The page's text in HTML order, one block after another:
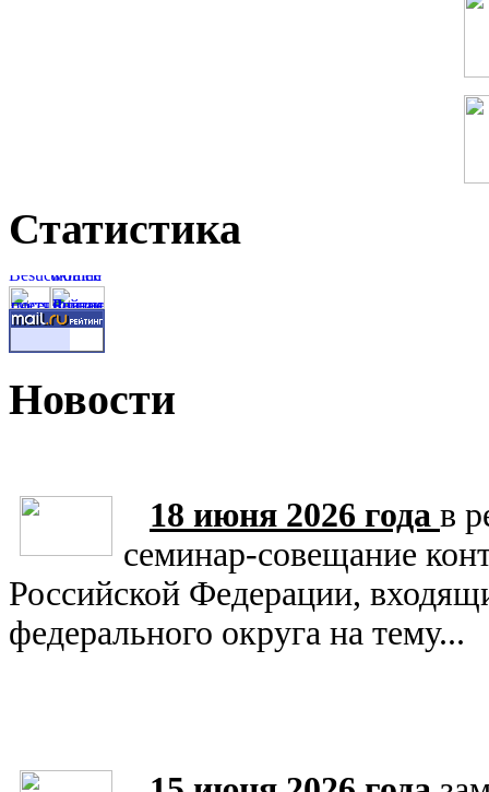
Статистика
Новости
18 июня 2026 года в
семинар-совещание
Российской Федерации,
федерального округа на тему...